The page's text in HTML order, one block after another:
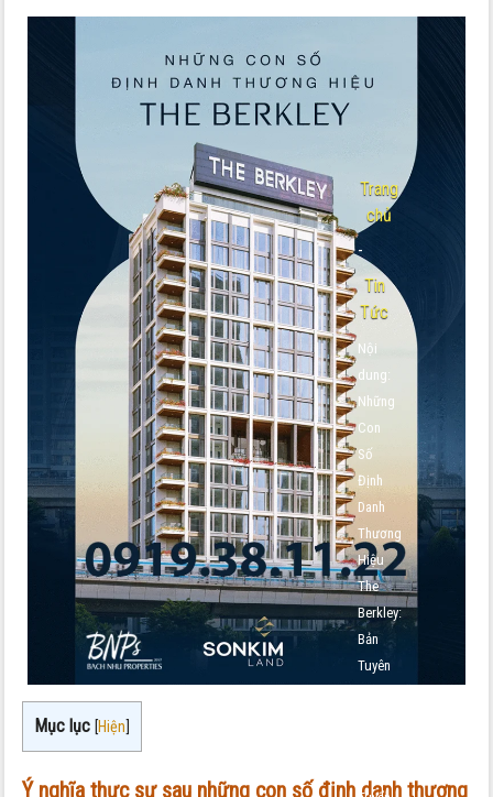
Trang
chủ
-
Tin
Tức
Nội
dung:
Những
Con
Số
Định
Danh
Thương
Hiệu
The
Berkley:
Bản
Tuyên
Mục lục [Hiện]
Ý nghĩa thực sự sau những con số định danh thương